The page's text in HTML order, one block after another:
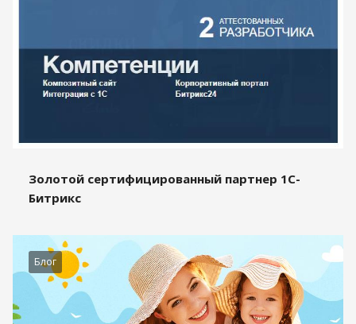
Золотой сертифицированный партнер 1С-
Битрикс
Блог